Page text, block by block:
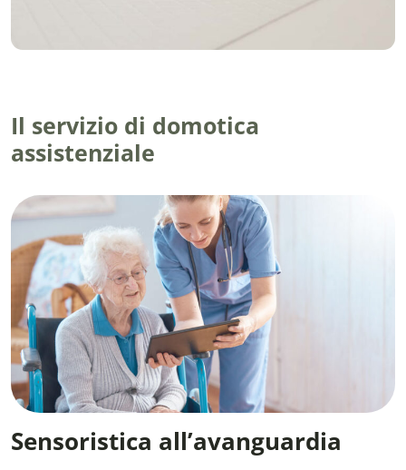
Il servizio di domotica
assistenziale
Sensoristica all’avanguardia